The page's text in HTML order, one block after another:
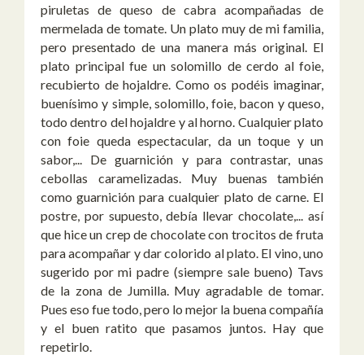
piruletas de queso de cabra acompañadas de
mermelada de tomate. Un plato muy de mi familia,
pero presentado de una manera más original. El
plato principal fue un solomillo de cerdo al foie,
recubierto de hojaldre. Como os podéis imaginar,
buenísimo y simple, solomillo, foie, bacon y queso,
todo dentro del hojaldre y al horno. Cualquier plato
con foie queda espectacular, da un toque y un
sabor,... De guarnición y para contrastar, unas
cebollas caramelizadas. Muy buenas también
como guarnición para cualquier plato de carne. El
postre, por supuesto, debía llevar chocolate,... así
que hice un crep de chocolate con trocitos de fruta
para acompañar y dar colorido al plato. El vino, uno
sugerido por mi padre (siempre sale bueno) Tavs
de la zona de Jumilla. Muy agradable de tomar.
Pues eso fue todo, pero lo mejor la buena compañía
y el buen ratito que pasamos juntos. Hay que
repetirlo.